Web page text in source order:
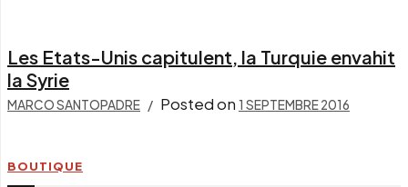
Les Etats-Unis capitulent, la Turquie envahit
la Syrie
MARCO SANTOPADRE Posted on 1 SEPTEMBRE 2016
BOUTIQUE